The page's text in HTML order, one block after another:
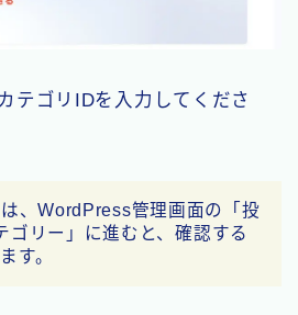
テゴリIDを入力してくださ
、WordPress管理画面の「投
ゴリー」に進むと、確認する
す。